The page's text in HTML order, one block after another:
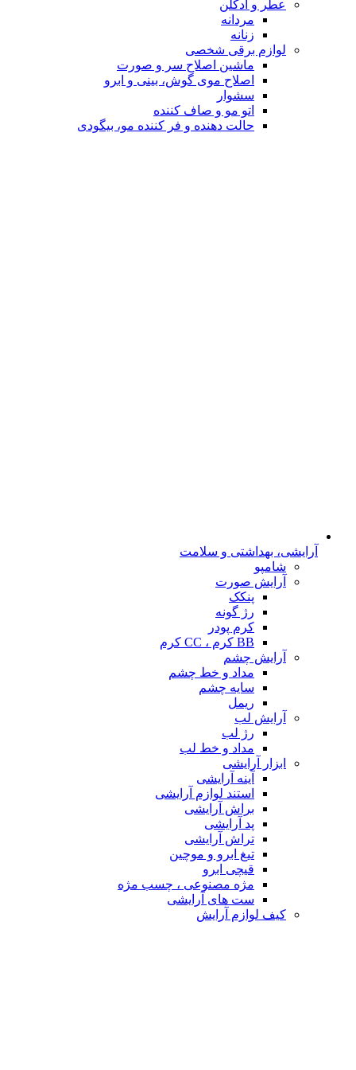
عطر و ادکلن
مردانه
زنانه
لوازم برقی شخصی
ماشین اصلاح سر و صورت
اصلاح موی گوش، بینی و ابرو
سشوار
اتو مو و صاف کننده
حالت دهنده و فر کننده مو، بیگودی
آرایشی، بهداشتی و سلامت
شامپو
آرایش صورت
پنکک
رژ گونه
کرم پودر
BB کرم ، CC کرم
آرایش چشم
مداد و خط چشم
سایه چشم
ریمل
آرایش لب
رژ لب
مداد و خط لب
ابزار آرایشی
آینه آرایشی
استند لوازم آرایشی
براش آرایشی
پد آرایشی
تراش آرایشی
تیغ ابرو و موچین
قیچی ابرو
مژه مصنوعی ، چسب مژه
ست های آرایشی
کیف لوازم آرایش